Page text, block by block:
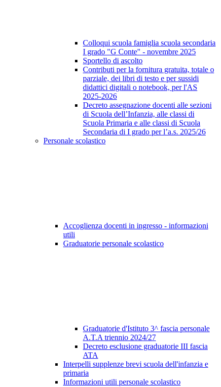
Colloqui scuola famiglia scuola secondaria
I grado "G Conte" - novembre 2025
Sportello di ascolto
Contributi per la fornitura gratuita, totale o
parziale, dei libri di testo e per sussidi
didattici digitali o notebook, per l'AS
2025-2026
Decreto assegnazione docenti alle sezioni
di Scuola dell’Infanzia, alle classi di
Scuola Primaria e alle classi di Scuola
Secondaria di I grado per l’a.s. 2025/26
Personale scolastico
Accoglienza docenti in ingresso - informazioni
utili
Graduatorie personale scolastico
Graduatorie d'Istituto 3^ fascia personale
A.T.A triennio 2024/27
Decreto esclusione graduatorie III fascia
ATA
Interpelli supplenze brevi scuola dell'infanzia e
primaria
Informazioni utili personale scolastico